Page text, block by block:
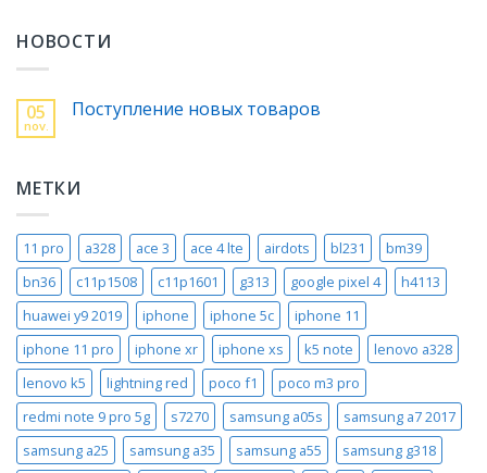
НОВОСТИ
05
nov.
Поступление новых товаров
МЕТКИ
11 pro a328 ace 3 ace 4 lte airdots bl231
bm39
bn36
c11p1508 c11p1601 g313 google pixel 4
h4113
huawei y9 2019
iphone iphone 5c
iphone 11
iphone 11 pro
iphone xr iphone xs k5 note
lenovo a328
lenovo k5
lightning red poco f1
poco m3 pro
redmi note 9 pro 5g
s7270 samsung a05s
samsung a7 2017
samsung a25
samsung a35 samsung a55 samsung g318